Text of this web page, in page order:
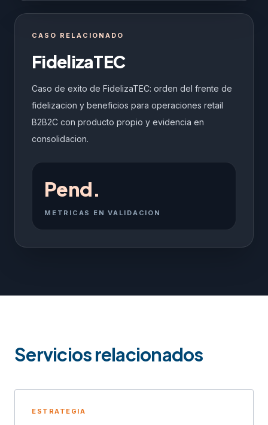
CASO RELACIONADO
FidelizaTEC
Caso de exito de FidelizaTEC: orden del frente de
fidelizacion y beneficios para operaciones retail
B2B2C con producto propio y evidencia en
consolidacion.
Pend.
METRICAS EN VALIDACION
Servicios relacionados
ESTRATEGIA